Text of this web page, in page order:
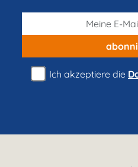
Ich akzeptiere die